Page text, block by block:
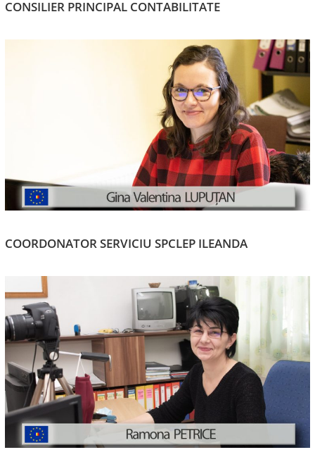
CONSILIER PRINCIPAL CONTABILITATE
COORDONATOR SERVICIU SPCLEP ILEANDA